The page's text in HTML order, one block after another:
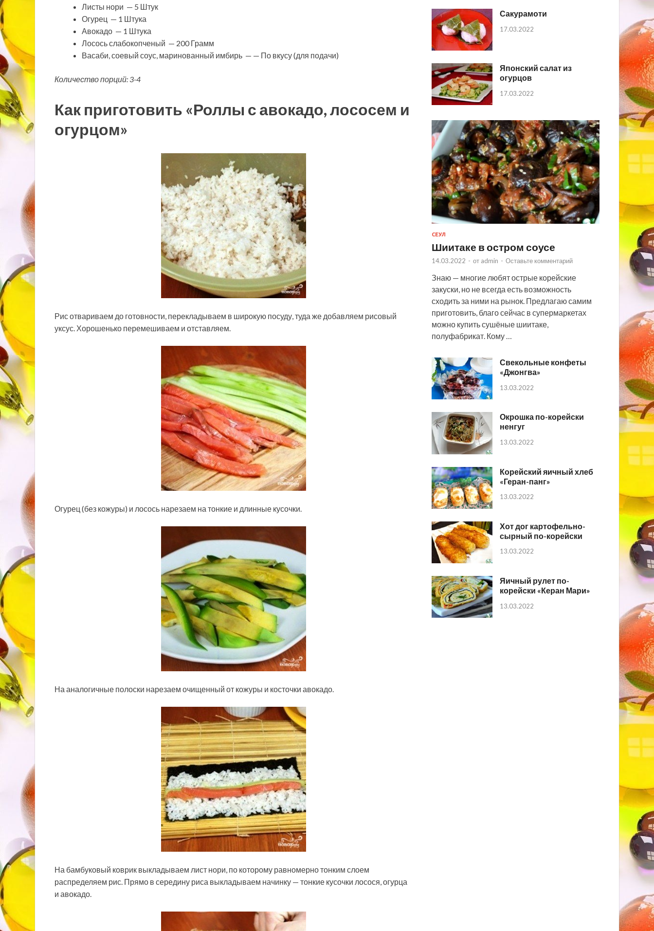
Листы нори — 5 Штук
Огурец — 1 Штука
Авокадо — 1 Штука
Лосось слабокопченый — 200 Грамм
Васаби, соевый соус, маринованный имбирь — — По вкусу (для подачи)
Количество порций: 3-4
Как приготовить «Роллы с авокадо, лососем и
огурцом»
Рис отвариваем до готовности, перекладываем в широкую посуду, туда же добавляем рисовый
уксус. Хорошенько перемешиваем и отставляем.
Огурец (без кожуры) и лосось нарезаем на тонкие и длинные кусочки.
На аналогичные полоски нарезаем очищенный от кожуры и косточки авокадо.
На бамбуковый коврик выкладываем лист нори, по которому равномерно тонким слоем
распределяем рис. Прямо в середину риса выкладываем начинку — тонкие кусочки лосося, огурца
и авокадо.
Сакурамоти
17.03.2022
Японский салат из
огурцов
17.03.2022
СЕУЛ
Шиитаке в остром соусе
14.03.2022 - от admin - Оставьте комментарий
Знаю — многие любят острые корейские
закуски, но не всегда есть возможность
сходить за ними на рынок. Предлагаю самим
приготовить, благо сейчас в супермаркетах
можно купить сушёные шиитаке,
полуфабрикат. Кому …
Свекольные конфеты
«Джонгва»
13.03.2022
Окрошка по-корейски
ненгуг
13.03.2022
Корейский яичный хлеб
«Геран-панг»
13.03.2022
Хот дог картофельно-
сырный по-корейски
13.03.2022
Яичный рулет по-
корейски «Керан Мари»
13.03.2022